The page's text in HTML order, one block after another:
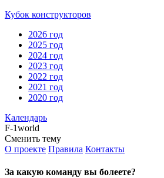
Кубок конструкторов
2026 год
2025 год
2024 год
2023 год
2022 год
2021 год
2020 год
Календарь
F-1world
Сменить тему
О проекте Правила Контакты
За какую команду вы болеете?